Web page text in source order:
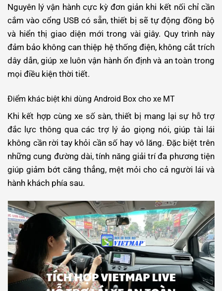
Nguyên lý vận hành cực kỳ đơn giản khi kết nối chỉ cần
cắm vào cổng USB có sẵn, thiết bị sẽ tự động đồng bộ
và hiển thị giao diện mới trong vài giây. Quy trình này
đảm bảo không can thiệp hệ thống điện, không cắt trích
dây dẫn, giúp xe luôn vận hành ổn định và an toàn trong
mọi điều kiện thời tiết.
Điểm khác biệt khi dùng Android Box cho xe MT
Khi kết hợp cùng xe số sàn, thiết bị mang lại sự hỗ trợ
đắc lực thông qua các trợ lý ảo giọng nói, giúp tài lái
không cần rời tay khỏi cần số hay vô lăng. Đặc biệt trên
những cung đường dài, tính năng giải trí đa phương tiện
giúp giảm bớt căng thẳng, mệt mỏi cho cả người lái và
hành khách phía sau.